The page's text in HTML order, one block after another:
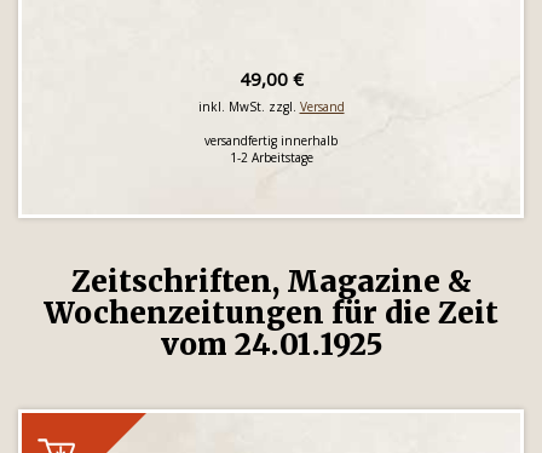
49,00 €
inkl. MwSt. zzgl. Versand
versandfertig innerhalb
1-2 Arbeitstage
Zeitschriften, Magazine &
Wochenzeitungen für die Zeit
vom 24.01.1925